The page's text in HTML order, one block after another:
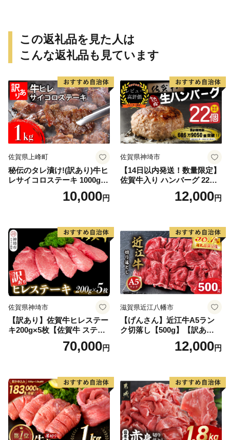
この返礼品を見た人は
こんな返礼品も見ています
佐賀県上峰町
秘伝のタレ漬け!(訳あり)牛ヒ
レサイコロステーキ 1000g
10,000円
佐賀県神埼市
【14日以内発送！数量限定】
佐賀牛入り ハンバーグ 22個
2.6kg(120g×22個)【佐賀牛
黒毛和牛 ブランド牛 九州 ハ
気】(H083106)
12,000円
佐賀県神埼市
【訳あり】佐賀牛ヒレステー
キ200g×5枚【佐賀牛 ステー
キ ブランド肉 ヒレ肉 フィレ
肉 ジューシー ヘルシー】(H0
70,000円
滋賀県近江八幡市
【げんさん】近江牛A5ラン
ク切落し【500g】【訳あり】
12,000円